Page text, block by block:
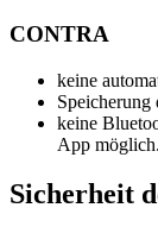
CONTRA
keine
Speicherung
keine
App möglich.
Sicherheit